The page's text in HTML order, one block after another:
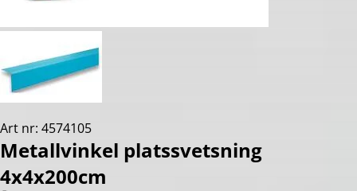
Art nr: 4574105
Metallvinkel platssvetsning
4x4x200cm